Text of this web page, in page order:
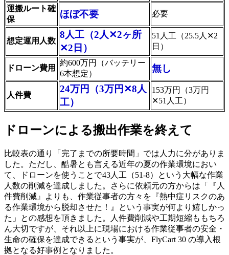
運搬ルート確
保
ほぼ不要 必要
想定運用人数
8人工（2人✕2ヶ所
✕2日）
51人工（25.5人✕2
日）
ドローン費用
約600万円（バッテリー
6本想定）
無し
人件費
24万円（3万円✕8人
工）
153万円（3万円
✕51人工）
ドローンによる搬出作業を終えて
比較表の通り「完了までの所要時間」では人力に分がありま
した。ただし、酷暑とも言える近年の夏の作業環境におい
て、ドローンを使うことで43人工（51-8）という大幅な作業
人数の削減を達成しました。さらに依頼元の方からは「『人
件費削減』よりも、作業従事者の方々を『熱中症リスクのあ
る作業環境から脱却させた！』という事実が何より嬉しかっ
た」との感想を頂きました。人件費削減や工期短縮ももちろ
ん大切ですが、それ以上に現場における作業従事者の安全・
生命の確保を達成できるという事実が、FlyCart 30 の導入根
拠となる好事例となりました。